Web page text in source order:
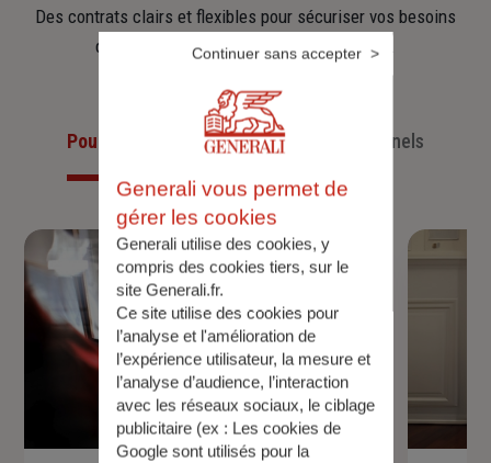
Des contrats clairs et flexibles pour sécuriser vos besoins
d’aujourd’hui et anticiper ceux de demain.
Pour les particuliersPour les professionnels
Generali vous permet de
gérer les cookies
Generali utilise des cookies, y
compris des cookies tiers, sur le
site Generali.fr.
Ce site utilise des cookies pour
l’analyse et l'amélioration de
l’expérience utilisateur, la mesure et
l’analyse d’audience, l’interaction
avec les réseaux sociaux, le ciblage
publicitaire (ex : Les cookies de
Google sont utilisés pour la
Continuer sans accepter